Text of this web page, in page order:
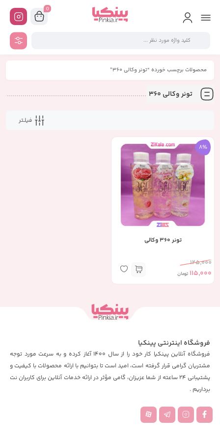
0
محصولات برچسب خورده “تونر وکالی 360”
تونر وکالی 360
فیلـتر
8%
تونر 360 وکالی
125,000
115,000 تومان
فروشگاه اینترنتی پینکیا
فروشگاه آنلاین پینکیا کار خود را از سال 1400 آغاز کرده و به سرعت مورد توجه
مشتریان گرامی قرار گرفته است، امید است تا بتوانیم با ارائه محصولات با کیفیت و
پشتیبانی 24 ساعته از شما عزیزان، گامی مؤثر در ارائه خدمات آنلاین برای کاربران نت
برداریم .